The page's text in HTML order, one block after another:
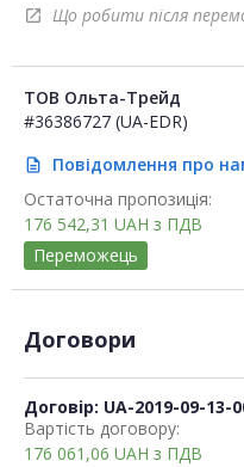
open_in_new Що робити після
ТОВ Ольта-Трейд
#36386727 (UA-EDR)
description
Повідомлення про
Остаточна пропозиція:
176 542,31 UAH з ПДВ
Переможець
Договори
Договір: UA-2019-09-13-
Вартість договору:
176 061,06 UAH з ПДВ